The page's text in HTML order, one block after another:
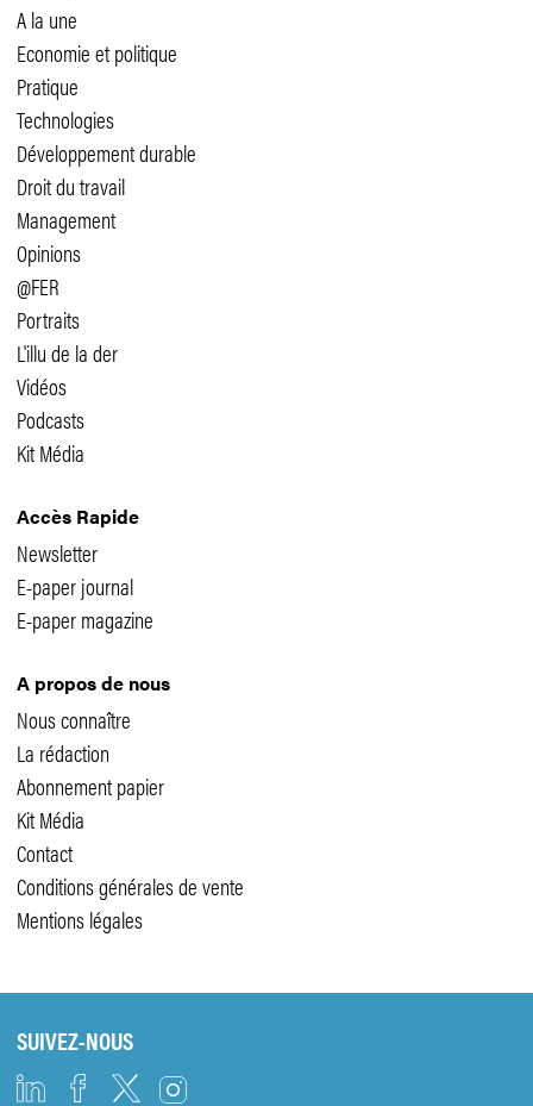
A la une
Economie et politique
Pratique
Technologies
Développement durable
Droit du travail
Management
Opinions
@FER
Portraits
L'illu de la der
Vidéos
Podcasts
Kit Média
Accès Rapide
Newsletter
E-paper journal
E-paper magazine
A propos de nous
Nous connaître
La rédaction
Abonnement papier
Kit Média
Contact
Conditions générales de vente
Mentions légales
SUIVEZ-NOUS